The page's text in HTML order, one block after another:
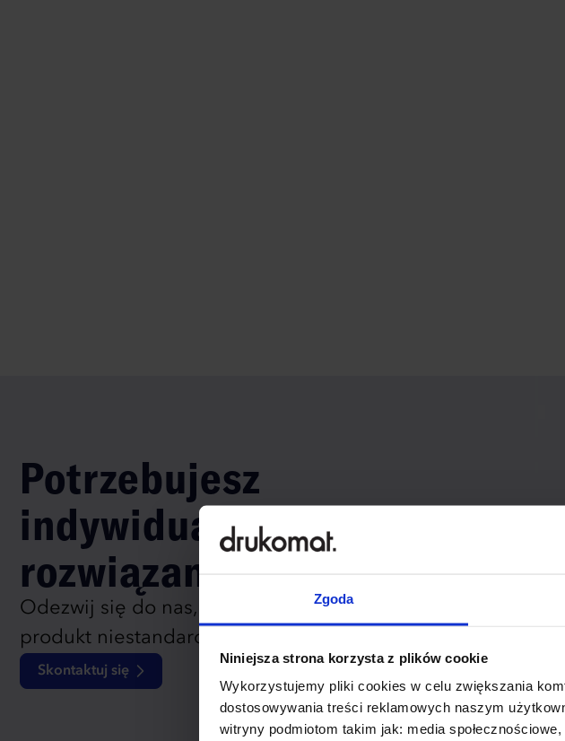
Zgoda
Niniejsza strona korzysta z plików cookie
Wykorzystujemy pliki cookies w celu zwiększania
dostosowywania treści reklamowych naszym
witryny podmiotom takim jak: media
Potrzebujesz
indywidualnego
rozwiązania?
Odezwij się do nas, aby omówić
produkt niestandardowy.
Skontaktuj się